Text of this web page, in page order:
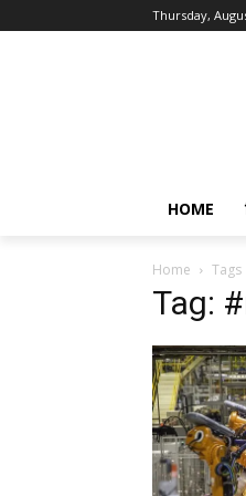
Thursday,
HOME
Home Tags
Tag: